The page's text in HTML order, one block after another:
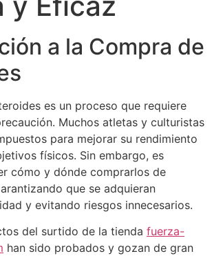
a la Compra de
es un proceso que requiere
Muchos atletas y culturistas
para mejorar su rendimiento
físicos. Sin embargo, es
cómo y dónde comprarlos de
que se adquieran
y evitando riesgos innecesarios.
del surtido de la tienda fuerza-
han sido probados y gozan de gran